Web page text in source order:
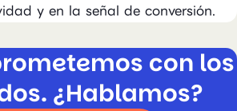
y en la señal de conversión.
con los
¿Hablamos?